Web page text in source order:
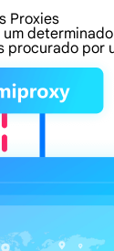
Proxies
procurado por